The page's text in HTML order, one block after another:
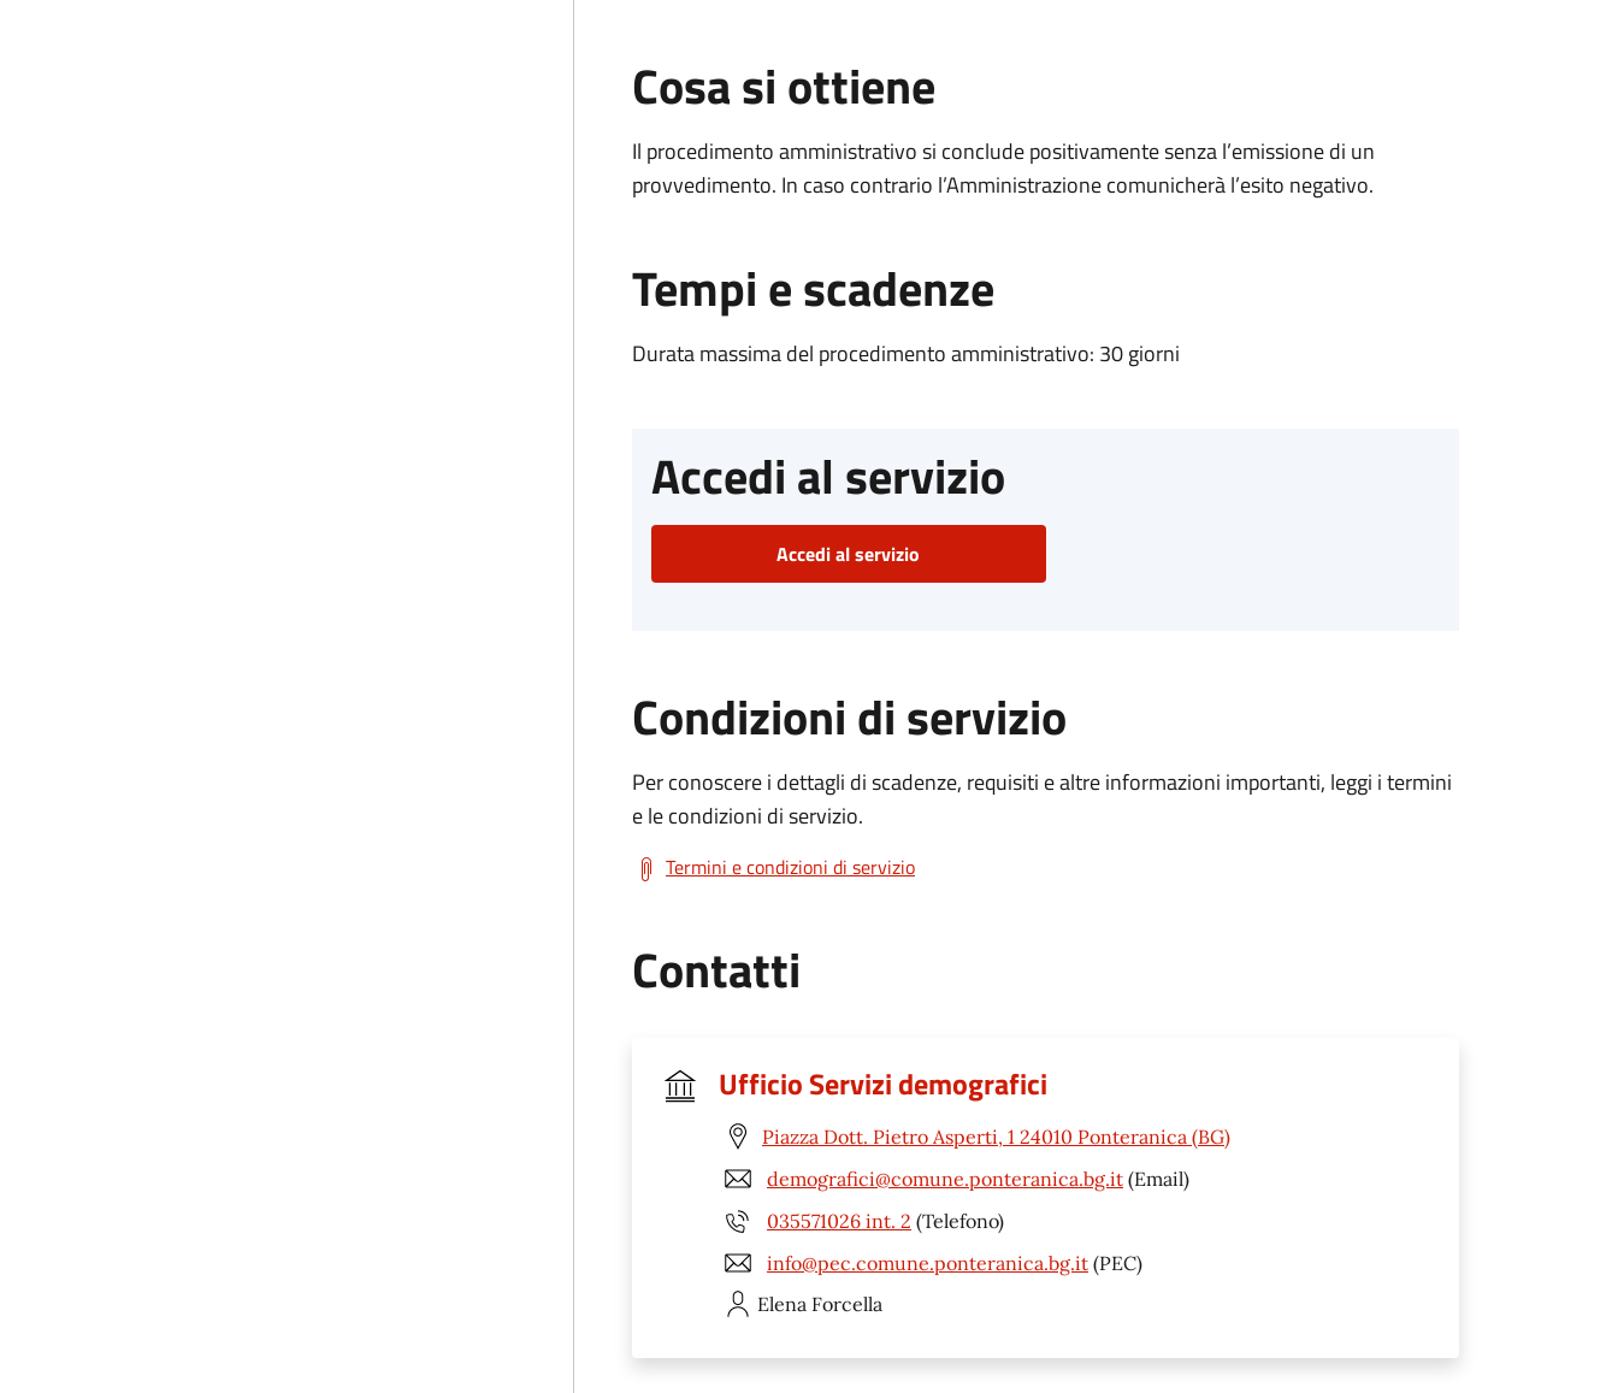
Cosa si ottiene
Il procedimento amministrativo si conclude positivamente senza l’emissione di un
provvedimento. In caso contrario l’Amministrazione comunicherà l’esito negativo.
Tempi e scadenze
Durata massima del procedimento amministrativo: 30 giorni
Accedi al servizio
Accedi al servizio
Condizioni di servizio
Per conoscere i dettagli di scadenze, requisiti e altre informazioni importanti, leggi i termini
e le condizioni di servizio.
Termini e condizioni di servizio
Contatti
Ufficio Servizi demografici
Piazza Dott. Pietro Asperti, 1 24010 Ponteranica (BG)
demografici@comune.ponteranica.bg.it (Email)
035571026 int. 2 (Telefono)
info@pec.comune.ponteranica.bg.it (PEC)
Elena Forcella